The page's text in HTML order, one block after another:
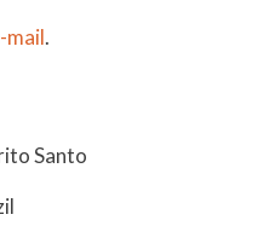
mail.
Santo